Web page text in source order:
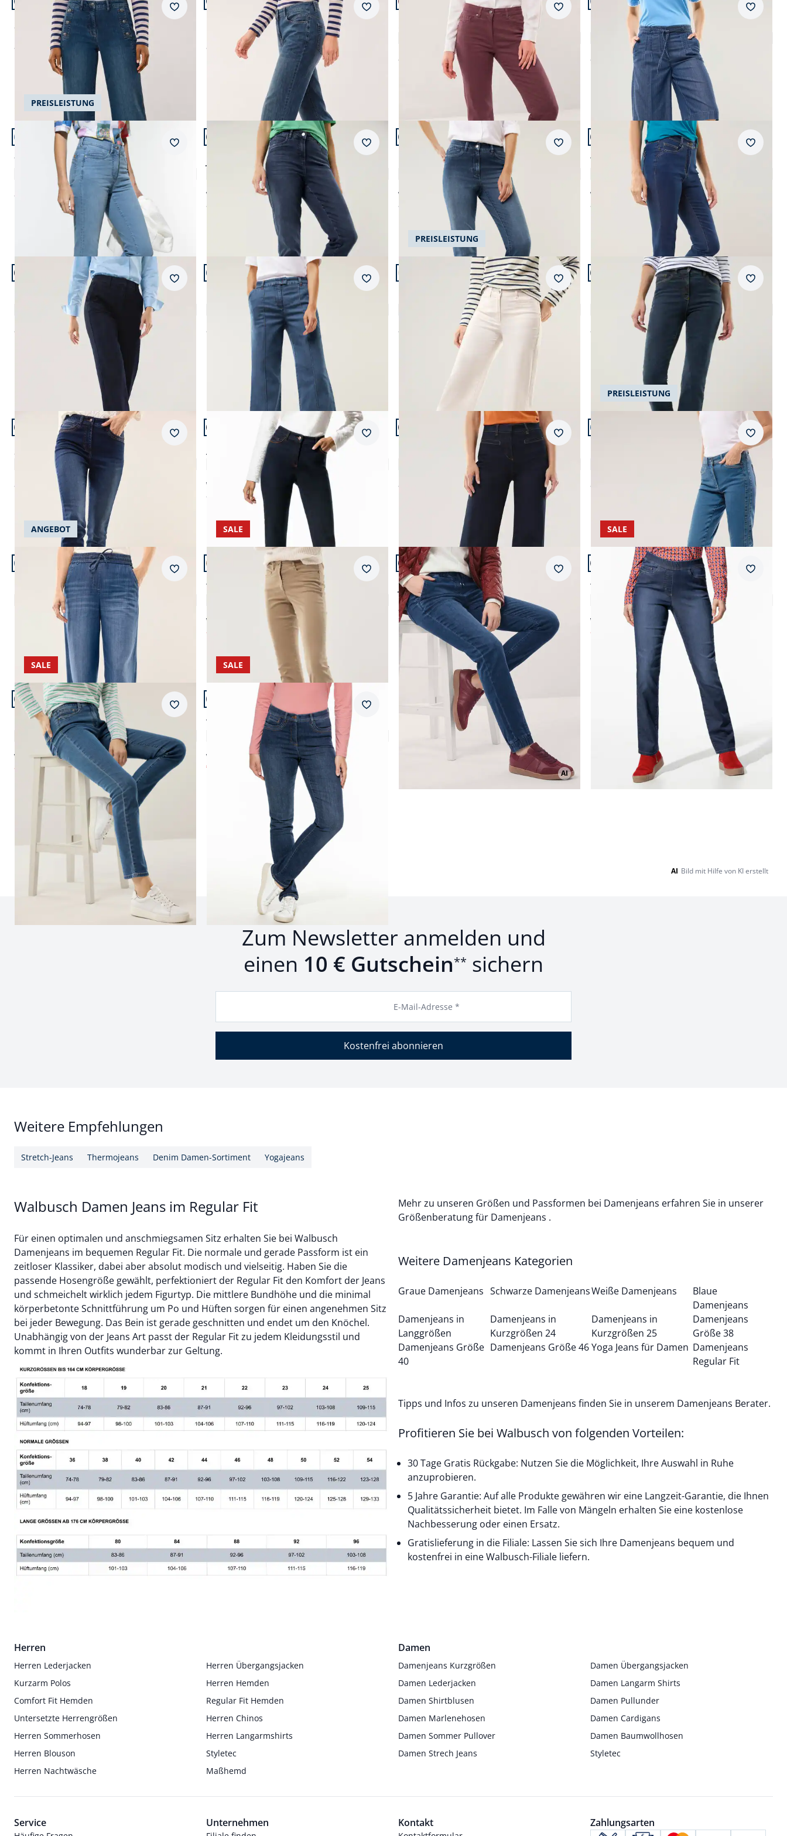
Passform Regular Fit.
Regular Fit
Sailor Marlene Jeans
ab
€ 129,99
Merkzettel
Passform Regular Fit.
Regular Fit
Barrel Jeans
ab
€ 119,99
Merkzettel
Passform Regular Fit.
Regular Fit
5 Pocket Jeans mit weitem Bein
5,0 (1)
ab € 99,99
Merkzettel
Passform Regular Fit.
Regular Fit
Bermudas aus Denim
4,8 (8)
ab € 89,99
Artikel 5 von 22.
Passform Regular Fit.
PREISLEISTUNG
+1
Regular Fit
7/8-Stretchjeans Premium-Klima
4,7 (59)
ab € 99,99
Merkzettel
Artikel 6 von 22.
Passform Regular Fit.
Regular Fit
Jeans Bestform
4,5 (305)
ab € 119,99
ab (-8%)
Merkzettel
Artikel 7 von 22.
Passform Regular Fit.
Regular Fit
Bi-Stretch-Jeans Softtouch
4,8 (56)
ab € 109,99
ab (-9%)
Merkzettel
Artikel 8 von 22.
Passform Regular Fit.
Regular Fit
Yoga-Jeans Ultrastretch
4,7 (483)
ab € 99,99
ab € 89,99 (-10%)
Artikel 9 von 22.
Passform Regular Fit.
Regular Fit
Chino Denim mit Saumumschlag
5,0 (4)
ab
Merkzettel
Artikel 10 von 22.
Passform Regular Fit.
Regular Fit
Marlene Jeans mit Biese
4,7 (42)
ab € 129,99
Merkzettel
Artikel 11 von 22.
Passform Regular Fit.
PREISLEISTUNG
Regular Fit
4,8 (4)
ab
Merkzettel
Artikel 12 von 22.
Passform Regular Fit.
Regular Fit
Husky-Jeans
4,6 (459)
ab € 119,99
Artikel 13 von 22.
Passform Regular Fit.
Regular Fit
Skinny Jeans
4,0 (5)
ab € 119,99
Merkzettel
Artikel 14 von 22.
Passform Regular Fit.
Regular Fit
Alaska-Jeans
ab € 129,99
ab € 119,99 (-8%)
Merkzettel
Artikel 15 von 22.
Passform Regular Fit.
Regular Fit
Marlene mit Stecktaschen
4,6 (19)
ab
Merkzettel
Artikel 16 von 22.
Passform Regular Fit.
PREISLEISTUNG
Regular Fit
ab
Artikel 17 von 22.
Passform Regular Fit.
ANGEBOT
Regular Fit
Kombi Denim
4,1 (10)
Einzelpreis ab € 99,99
Merkzettel
Artikel 18 von 22.
Passform Regular Fit.
SALE
Regular Fit
Yoga-Jeans Ultrastretch
4,6 (57)
ab € 99,99
ab (-55%)
Merkzettel
Artikel 19 von 22.
Passform Regular Fit.
AI
Regular Fit
Jogger Jeans
ab € 119,99
Merkzettel
Artikel 20 von 22.
Passform Regular Fit.
SALE
+2
Regular Fit
Yoga-Schlupfjeans
4,6 (171)
ab € 99,99
ab € 59,99 (-40%)
Artikel 21 von 22.
Passform Regular Fit.
SALE
Regular Fit
Five Pocket Highstretch-Denim
4,4 (51)
ab € 89,99
ab € 59,99 (-33%)
Merkzettel
Artikel 22 von 22.
Passform Regular Fit.
SALE
Regular Fit
Thermo-Dynamic Jeans
4,6 (58)
ab € 119,00
€ 44,99 (-62%)
Merkzettel
Seite 1 geladen. Zeige Produkte 1 bis 22 von 22.
AI Bild mit Hilfe von KI erstellt
Zum Newsletter anmelden und
einen 10 € Gutschein** sichern
E-Mail-Adresse *
Kostenfrei abonnieren
Weitere Empfehlungen
Stretch-Jeans Thermojeans Denim Damen-Sortiment Yogajeans
Walbusch Damen Jeans im Regular Fit
Für einen optimalen und anschmiegsamen Sitz erhalten Sie bei Walbusch
Damenjeans im bequemen Regular Fit. Die normale und gerade Passform ist ein
zeitloser Klassiker, dabei aber absolut modisch und vielseitig. Haben Sie die
passende Hosengröße gewählt, perfektioniert der Regular Fit den Komfort der Jeans
und schmeichelt wirklich jedem Figurtyp. Die mittlere Bundhöhe und die minimal
körperbetonte Schnittführung um Po und Hüften sorgen für einen angenehmen Sitz
bei jeder Bewegung. Das Bein ist gerade geschnitten und endet um den Knöchel.
Unabhängig von der Jeans Art passt der Regular Fit zu jedem Kleidungsstil und
kommt in Ihren Outfits wunderbar zur Geltung.
Mehr zu unseren Größen und Passformen bei Damenjeans erfahren Sie in unserer
Größenberatung für Damenjeans .
Weitere Damenjeans Kategorien
Graue Damenjeans Schwarze DamenjeansWeiße Damenjeans
Blaue
Damenjeans
Damenjeans in
Langgrößen
Damenjeans in
Kurzgrößen 24
Damenjeans in
Kurzgrößen 25
Damenjeans
Größe 38
Damenjeans Größe
40
Damenjeans Größe 46Yoga Jeans für Damen Damenjeans
Regular Fit
Tipps und Infos zu unseren Damenjeans finden Sie in unserem Damenjeans Berater.
Profitieren Sie bei Walbusch von folgenden Vorteilen:
30 Tage Gratis Rückgabe: Nutzen Sie die Möglichkeit, Ihre Auswahl in Ruhe
anzuprobieren.
5 Jahre Garantie: Auf alle Produkte gewähren wir eine Langzeit-Garantie, die Ihnen
Qualitätssicherheit bietet. Im Falle von Mängeln erhalten Sie eine kostenlose
Nachbesserung oder einen Ersatz.
Gratislieferung in die Filiale: Lassen Sie sich Ihre Damenjeans bequem und
kostenfrei in eine Walbusch-Filiale liefern.
Herren
Herren Lederjacken
Herren Übergangsjacken
Kurzarm Polos
Herren Hemden
Comfort Fit Hemden
Regular Fit Hemden
Untersetzte Herrengrößen
Herren Chinos
Herren Sommerhosen
Herren Langarmshirts
Herren Blouson
Styletec
Herren Nachtwäsche
Maßhemd
Damen
Damenjeans Kurzgrößen
Damen Übergangsjacken
Damen Lederjacken
Damen Langarm Shirts
Damen Shirtblusen
Damen Pullunder
Damen Marlenehosen
Damen Cardigans
Damen Sommer Pullover
Damen Baumwollhosen
Damen Strech Jeans
Styletec
Service Unternehmen Kontakt Zahlungsarten